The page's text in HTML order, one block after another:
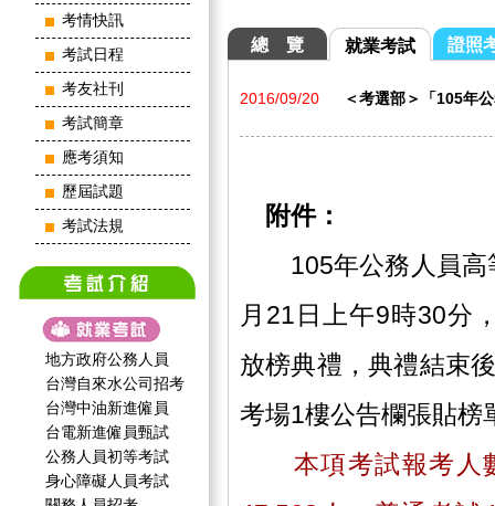
考情快訊
考試日程
考友社刊
考試簡章
應考須知
歷屆試題
考試法規
地方政府公務人員
台灣自來水公司招考
台灣中油新進僱員
台電新進僱員甄試
公務人員初等考試
身心障礙人員考試
總 覽 就業考試 證照
2016/09/20 ＜考選部＞「105年
附件：
105年公務人員高
月21日上午9時30分
放榜典禮，典禮結束
考場1樓公告欄張貼榜
本項考試報考人